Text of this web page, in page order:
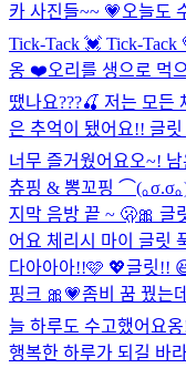
카 사진들~~ 💗 오늘도
Tick-Tack 💓 Tick-Tack
옹 ❤️오리를 생으로 먹
땠나요???🍒 저는 모든
은 추억이 됐어요!! 글
너무 즐거웠어요오~!
츄핑 & 뽕꼬핑 ⌒(｡σ.σ
지막 음방 끝 ~ 🫢🎀 글
어요 체리시 마이 글릿
다아아아!!🩷 💖글릿!!
핑크 🎀💗좀비 꿈 꿨는
늘 하루도 수고했어요
행복한 하루가 되길 바